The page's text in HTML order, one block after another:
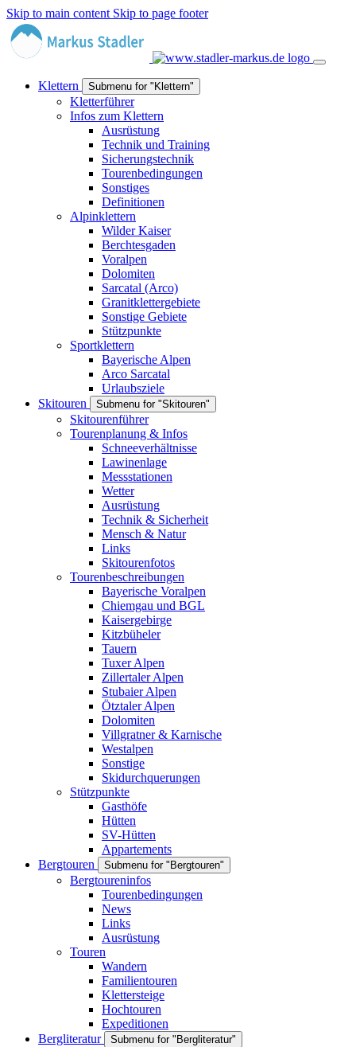
Skip to main content Skip to page footer
Klettern Submenu for "Klettern"
Kletterführer
Infos zum Klettern
Ausrüstung
Technik und Training
Sicherungstechnik
Tourenbedingungen
Sonstiges
Definitionen
Alpinklettern
Wilder Kaiser
Berchtesgaden
Voralpen
Dolomiten
Sarcatal (Arco)
Granitklettergebiete
Sonstige Gebiete
Stützpunkte
Sportklettern
Bayerische Alpen
Arco Sarcatal
Urlaubsziele
Skitouren
Submenu for "Skitouren"
Skitourenführer
Tourenplanung & Infos
Schneeverhältnisse
Lawinenlage
Messstationen
Wetter
Ausrüstung
Technik & Sicherheit
Mensch & Natur
Links
Skitourenfotos
Tourenbeschreibungen
Bayerische Voralpen
Chiemgau und BGL
Kaisergebirge
Kitzbüheler
Tauern
Tuxer Alpen
Zillertaler Alpen
Stubaier Alpen
Ötztaler Alpen
Dolomiten
Villgratner & Karnische
Westalpen
Sonstige
Skidurchquerungen
Stützpunkte
Gasthöfe
Hütten
SV-Hütten
Appartements
Bergtouren
Submenu for "Bergtouren"
Bergtoureninfos
Tourenbedingungen
News
Links
Ausrüstung
Touren
Wandern
Familientouren
Klettersteige
Hochtouren
Expeditionen
Bergliteratur
Submenu for "Bergliteratur"